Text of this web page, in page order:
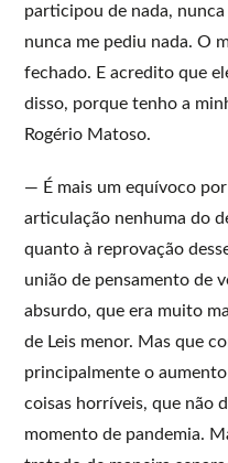
participou de nada,
nunca me pediu nada. O
fechado. E acredito que
disso, porque tenho a
Rogério Matoso.
— É mais um equívoco
articulação nenhuma do
quanto à reprovação
união de pensamento de
absurdo, que era muito
de Leis menor. Mas que
principalmente o
coisas horríveis, que não
momento de pandemia.